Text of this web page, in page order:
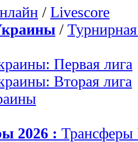
/ Livescore
/
Первая лига
Вторая лига
2026 :